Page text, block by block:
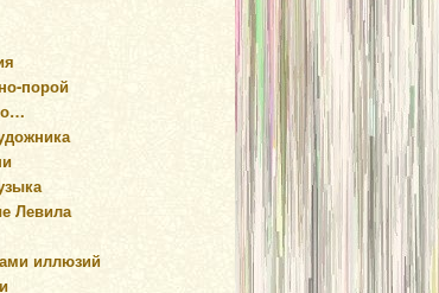
порой
Левила
иллюзий